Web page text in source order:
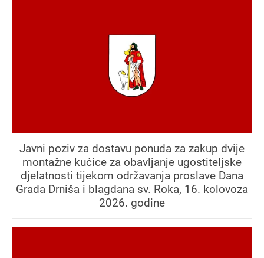
Javni poziv za dostavu ponuda za zakup dvije
montažne kućice za obavljanje ugostiteljske
djelatnosti tijekom održavanja proslave Dana
Grada Drniša i blagdana sv. Roka, 16. kolovoza
2026. godine